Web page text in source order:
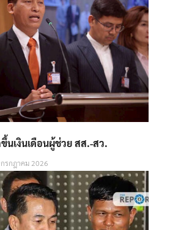
ขึ้นเงินเดือนผู้ช่วย สส.-สว.
รกฎาคม 2026